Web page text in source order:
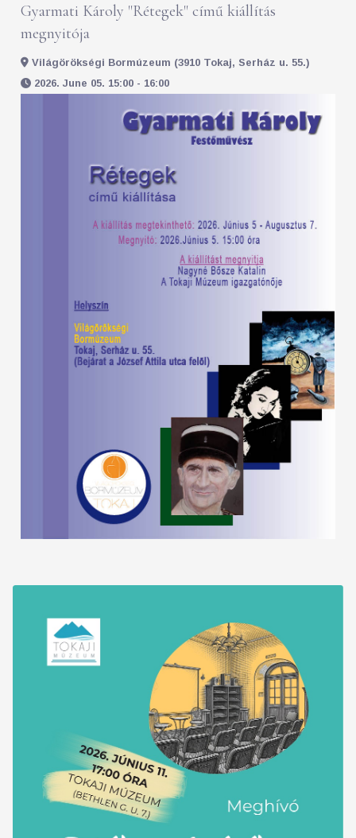
Gyarmati Károly "Rétegek" című kiállítás
megnyitója
Világörökségi Bormúzeum (3910 Tokaj, Serház u. 55.)
2026. June 05. 15:00 - 16:00